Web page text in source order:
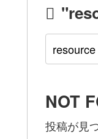
NOT
投稿が見